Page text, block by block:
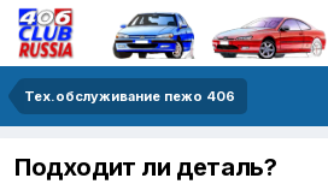
Тех.обслуживание пежо 406
Подходит ли деталь?